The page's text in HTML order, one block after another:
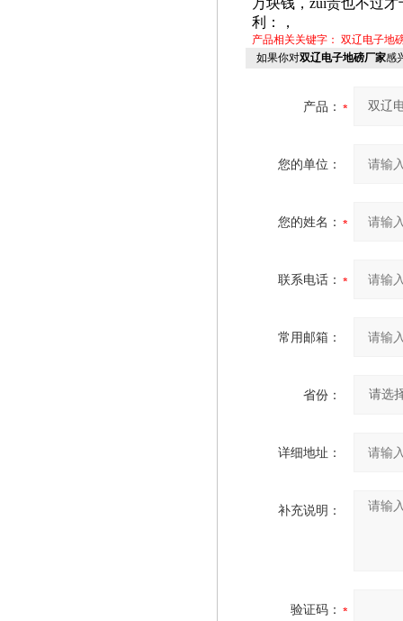
万块钱，zui贵也不过
利：，
产品相关关键字： 双辽电子地
如果你对双辽电子地磅厂家感
产品：
您的单位：
您的姓名：
联系电话：
常用邮箱：
省份：
详细地址：
补充说明：
验证码：